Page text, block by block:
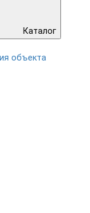
Каталог
объекта